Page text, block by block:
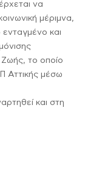
να
μέριμνα,
και
Ζωής, το οποίο
Αττικής μέσω
και στη